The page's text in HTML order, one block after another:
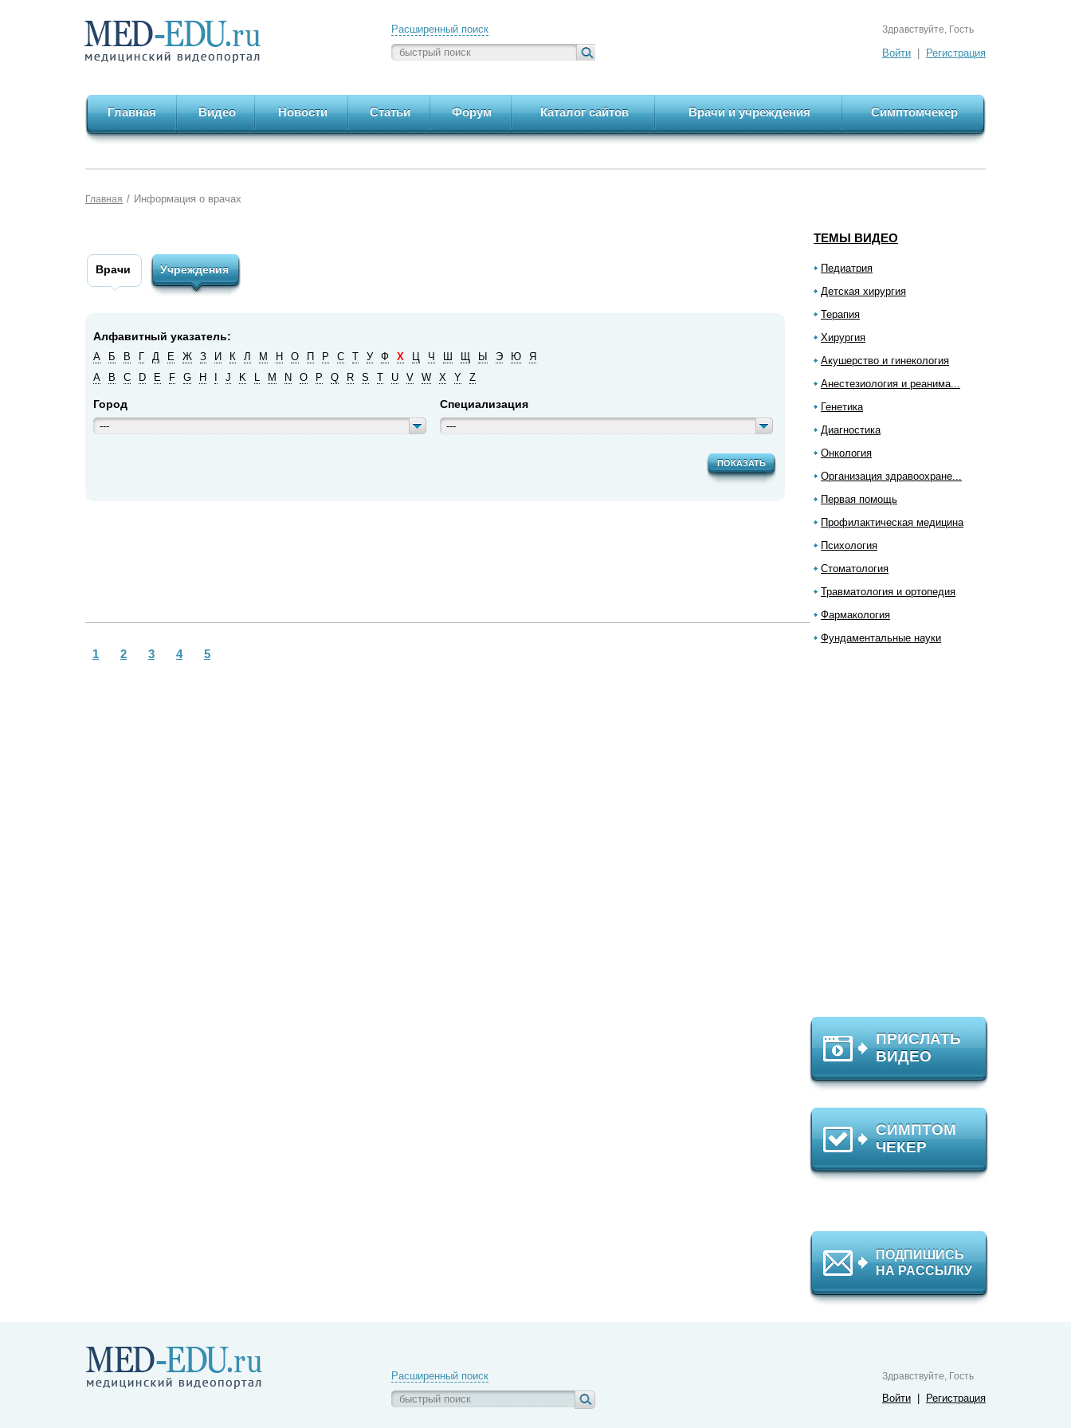
Расширенный поиск Здравствуйте, Гость
Войти Регистрация
Главная Видео Новости Статьи Форум Каталог сайтов Врачи и учреждения Симптомчекер
ТЕМЫ ВИДЕО
Педиатрия
Детская хирургия
Терапия
Хирургия
Акушерство и гинекология
Анестезиология и реанима...
Генетика
Диагностика
Онкология
Организация здравоохране...
Первая помощь
Профилактическая медицина
Психология
Стоматология
Травматология и ортопедия
Фармакология
Фундаментальные науки
ПРИСЛАТЬ
ВИДЕО
СИМПТОМ
ЧЕКЕР
ПОДПИШИСЬ
НА РАССЫЛКУ
Главная / Информация о врачах
Врачи Учреждения
Алфавитный указатель:
А Б В Г Д Е Ж З И К Л М Н О П Р С Т У Ф Х Ц Ч Ш Щ Ы Э Ю
Я
A
B C D E F G H J K L M N O P Q R S T U V W X Y Z
Город
---
Специализация
---
ПОКАЗАТЬ
1 2 3 4 5
Расширенный поиск Здравствуйте, Гость
Войти Регистрация